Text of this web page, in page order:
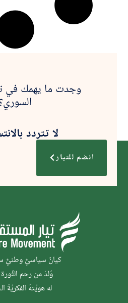
وجدت ما يهمك في
لا تتردد
انضم للتيار
كيانٌ سياسيٌّ وطنيٌّ
وُلدَ من رحم الثَّورة
له هويَّتهُ الفكريَّةُ